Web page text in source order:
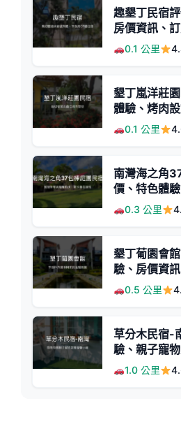
趣墾丁民宿
房價資訊、
務與舒適環境
0.1 公里
墾丁嵐洋莊
體驗、烤肉
親切管家與
0.1 公里
南灣海之角
價、特色體
房連結 - 親
0.3 公里
墾丁葡園會
驗、房價資
馨舒適渡假
0.5 公里
草分木民宿-
驗、親子寵
與訂房連結
1.0 公里